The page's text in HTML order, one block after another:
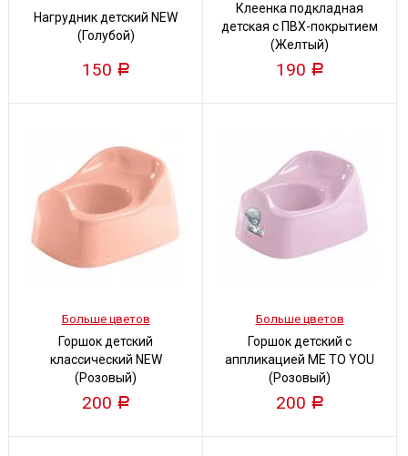
Нагрудник детский NEW
(Голубой)
150 Р
Клеенка подкладная
детская с ПВХ-покрытием
(Желтый)
190 Р
Больше цветов
Горшок детский
классический NEW
(Розовый)
200 Р
Больше цветов
Горшок детский с
аппликацией ME TO YOU
(Розовый)
200 Р